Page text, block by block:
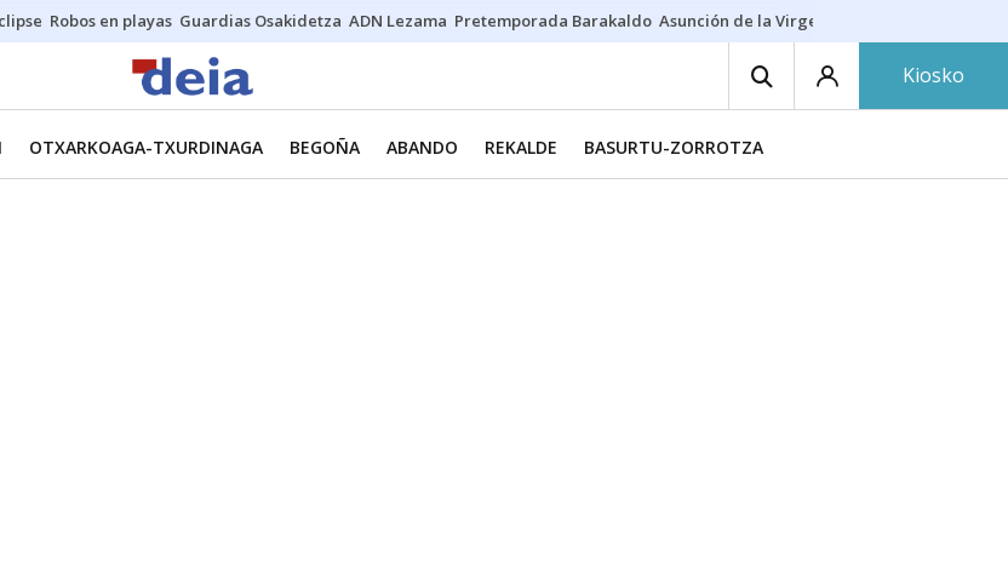
Robos en playas Guardias Osakidetza ADN Lezama Pretemporada Barakaldo Asunción de la Virgen
Kiosko
OTXARKOAGA-TXURDINAGA BEGOÑA ABANDO REKALDE BASURTU-ZORROTZA